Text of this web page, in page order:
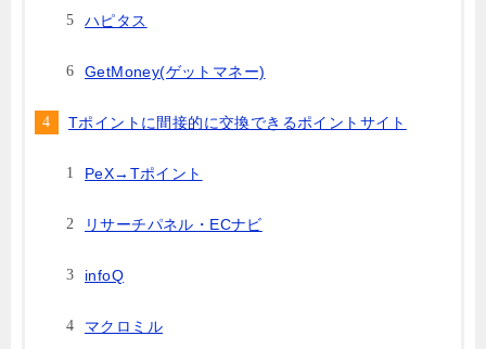
ハピタス
GetMoney(ゲットマネー)
Tポイントに間接的に交換できるポイントサイト
PeX→Tポイント
リサーチパネル・ECナビ
infoQ
マクロミル